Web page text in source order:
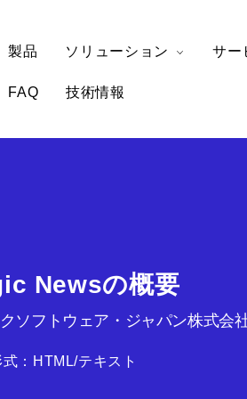
製品 ソリューション サー
FAQ 技術情報
Newsの概要
ソフトウェア・ジャパン株式会
式：HTML/テキスト